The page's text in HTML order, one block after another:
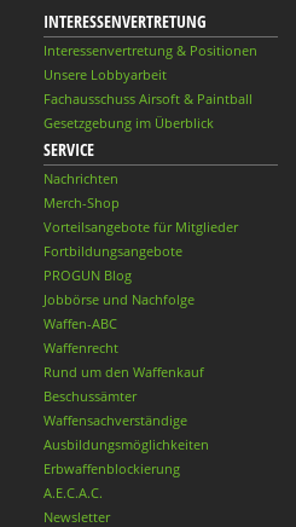
INTERESSENVERTRETUNG
Interessenvertretung & Positionen
Unsere Lobbyarbeit
Fachausschuss Airsoft & Paintball
Gesetzgebung im Überblick
SERVICE
Nachrichten
Merch-Shop
Vorteilsangebote für Mitglieder
Fortbildungsangebote
PROGUN Blog
Jobbörse und Nachfolge
Waffen-ABC
Waffenrecht
Rund um den Waffenkauf
Beschussämter
Waffensachverständige
Ausbildungsmöglichkeiten
Erbwaffenblockierung
A.E.C.A.C.
Newsletter